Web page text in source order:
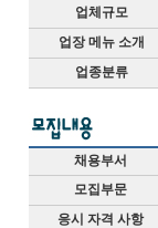
업체규모
업장 메뉴 소개
업종분류
채용부서
모집부문
응시 자격 사항